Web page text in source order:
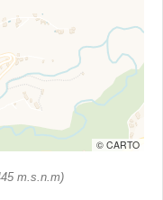
© CARTO
m.s.n.m)